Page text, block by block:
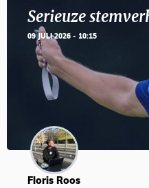
Serieuze
09 JULI 2026 - 10:15
Floris Roos